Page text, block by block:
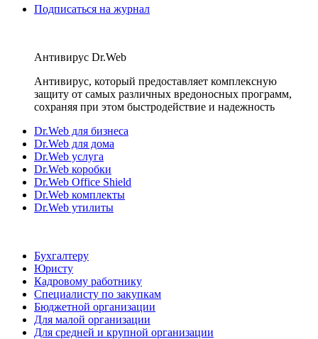
Подписаться на журнал
Антивирус Dr.Web
Антивирус, который предоставляет комплексную
защиту от самых различных вредоносных программ,
сохраняя при этом быстродействие и надежность
Dr.Web для бизнеса
Dr.Web для дома
Dr.Web услуга
Dr.Web коробки
Dr.Web Office Shield
Dr.Web комплекты
Dr.Web утилиты
Бухгалтеру
Юристу
Кадровому работнику
Специалисту по закупкам
Бюджетной организации
Для малой организации
Для средней и крупной организации